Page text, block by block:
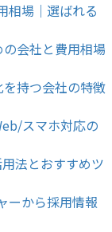
相場｜選ばれる
会社と費用相場
持つ会社の特徴
スマホ対応の
法とおすすめツ
ーから採用情報